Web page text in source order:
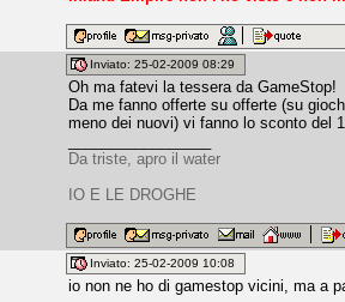
Inviato: 25-02-2009 08:29
Oh ma fatevi la tessera da GameStop!
Da me fanno offerte su offerte (su
meno dei nuovi) vi fanno lo sconto del
Da triste, apro il water
IO E LE DROGHE
Inviato: 25-02-2009 10:08
io non ne ho di gamestop vicini, ma a